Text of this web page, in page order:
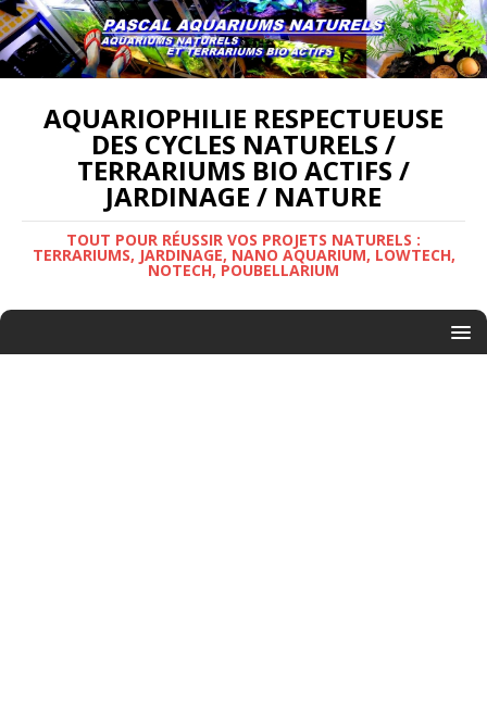
AQUARIOPHILIE RESPECTUEUSE
DES CYCLES NATURELS /
TERRARIUMS BIO ACTIFS /
JARDINAGE / NATURE
TOUT POUR RÉUSSIR VOS PROJETS NATURELS :
TERRARIUMS, JARDINAGE, NANO AQUARIUM, LOWTECH,
NOTECH, POUBELLARIUM